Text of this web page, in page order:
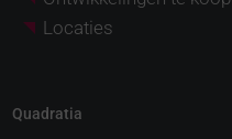
Locaties
Quadratia